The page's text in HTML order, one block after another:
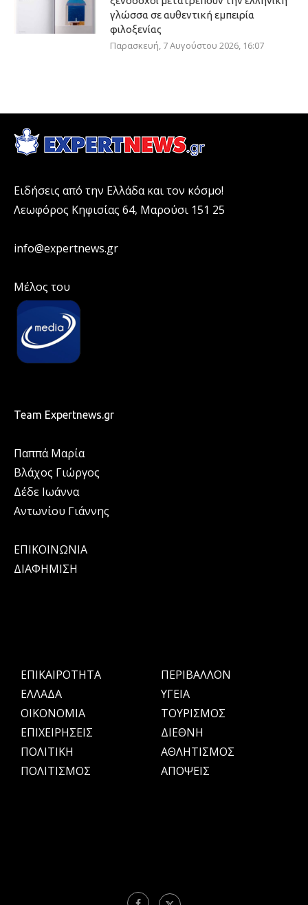
γλώσσα σε αυθεντική εμπειρία
φιλοξενίας
Παρασκευή, 7 Αυγούστου 2026, 16:07
Ειδήσεις από την Ελλάδα και τον κόσμο!
Λεωφόρος Κηφισίας 64, Μαρούσι 151 25
info@expertnews.gr
Μέλος του
Team Expertnews.gr
Παππά Μαρία
Βλάχος Γιώργος
Δέδε Ιωάννα
Αντωνίου Γιάννης
ΕΠΙΚΟΙΝΩΝΙΑ
ΔΙΑΦΗΜΙΣΗ
ΕΠΙΚΑΙΡΟΤΗΤΑ
ΕΛΛΑΔΑ
OIKONOMIA
ΕΠΙΧΕΙΡΗΣΕΙΣ
ΠΟΛΙΤΙΚΗ
ΠΟΛΙΤΙΣΜΟΣ
ΠΕΡΙΒΑΛΛΟΝ
ΥΓΕΙΑ
ΤΟΥΡΙΣΜΟΣ
ΔΙΕΘΝΗ
ΑΘΛΗΤΙΣΜΟΣ
ΑΠΟΨΕΙΣ